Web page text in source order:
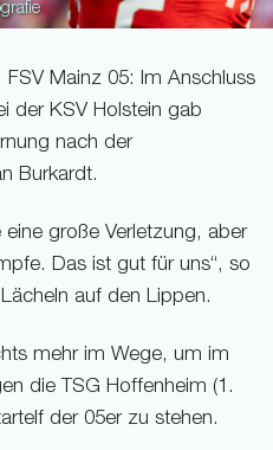
Mainz 05: Im Anschluss
der KSV Holstein gab
nach der
Burkardt.
große Verletzung, aber
Das ist gut für uns“, so
auf den Lippen.
mehr im Wege, um im
die TSG Hoffenheim (1.
der 05er zu stehen.